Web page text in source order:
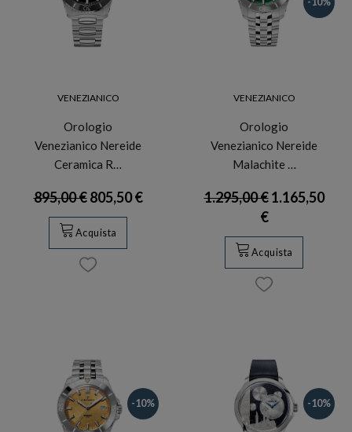
VENEZIANICO
Orologio
Venezianico Nereide
Ceramica R…
895,00 €805,50 €
Acquista
VENEZIANICO
Orologio
Venezianico Nereide
Malachite …
1.295,00 €1.165,50
€
Acquista
-10% -10%